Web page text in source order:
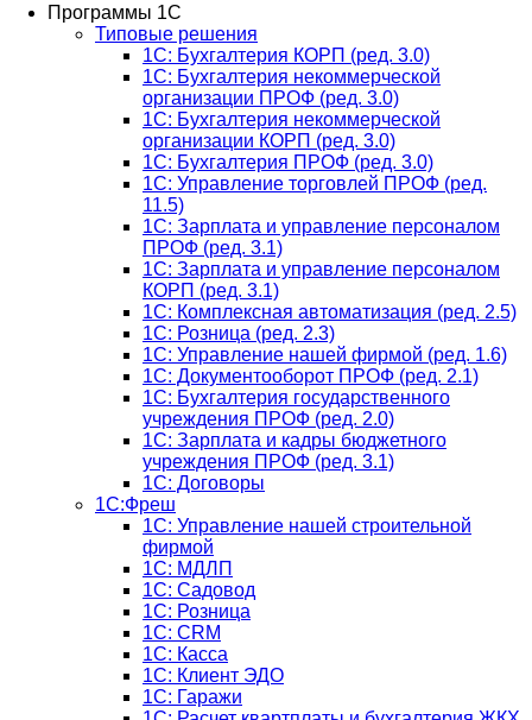
Программы 1С
Типовые решения
1C: Бухгалтерия КОРП (ред. 3.0)
1С: Бухгалтерия некоммерческой
организации ПРОФ (ред. 3.0)
1С: Бухгалтерия некоммерческой
организации КОРП (ред. 3.0)
1C: Бухгалтерия ПРОФ (ред. 3.0)
1C: Управление торговлей ПРОФ (ред.
11.5)
1C: Зарплата и управление персоналом
ПРОФ (ред. 3.1)
1C: Зарплата и управление персоналом
КОРП (ред. 3.1)
1C: Комплексная автоматизация (ред. 2.5)
1С: Розница (ред. 2.3)
1С: Управление нашей фирмой (ред. 1.6)
1С: Документооборот ПРОФ (ред. 2.1)
1C: Бухгалтерия государственного
учреждения ПРОФ (ред. 2.0)
1C: Зарплата и кадры бюджетного
учреждения ПРОФ (ред. 3.1)
1С: Договоры
1С:Фреш
1С: Управление нашей строительной
фирмой
1С: МДЛП
1С: Садовод
1С: Розница
1C: CRM
1C: Касса
1С: Клиент ЭДО
1С: Гаражи